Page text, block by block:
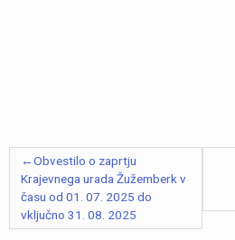
Navigacija
prispevka
Obvestilo o zaprtju
Krajevnega urada Žužemberk v
času od 01. 07. 2025 do
vključno 31. 08. 2025